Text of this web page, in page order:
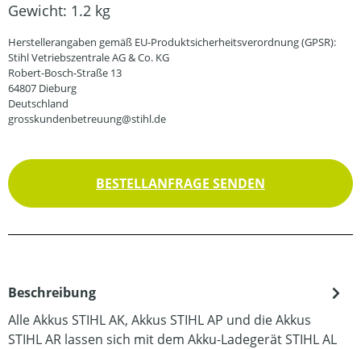
Gewicht: 1.2 kg
Herstellerangaben gemäß EU-Produktsicherheitsverordnung (GPSR):
Stihl Vetriebszentrale AG & Co. KG
Robert-Bosch-Straße 13
64807 Dieburg
Deutschland
grosskundenbetreuung@stihl.de
BESTELLANFRAGE SENDEN
Beschreibung
Alle Akkus STIHL AK, Akkus STIHL AP und die Akkus
STIHL AR lassen sich mit dem Akku-Ladegerät STIHL AL